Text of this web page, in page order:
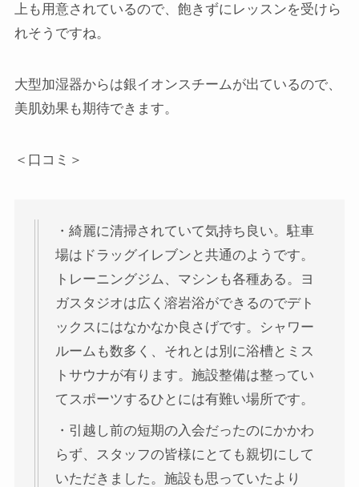
上も用意されているので、飽きずにレッスンを受けら
れそうですね。
大型加湿器からは銀イオンスチームが出ているので、
美肌効果も期待できます。
＜口コミ＞
・綺麗に清掃されていて気持ち良い。駐車
場はドラッグイレブンと共通のようです。
トレーニングジム、マシンも各種ある。ヨ
ガスタジオは広く溶岩浴ができるのでデト
ックスにはなかなか良さげです。シャワー
ルームも数多く、それとは別に浴槽とミス
トサウナが有ります。施設整備は整ってい
てスポーツするひとには有難い場所です。
・引越し前の短期の入会だったのにかかわ
らず、スタッフの皆様にとても親切にして
いただきました。施設も思っていたより